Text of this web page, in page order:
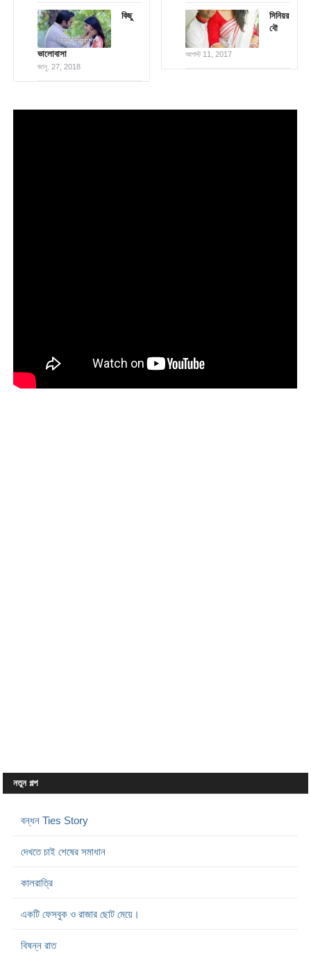
কিছু
ভালোবাসা
জানু. 27, 2018
সিনিয়র
বৌ
আগস্ট 11, 2017
নতুন গল্প
বন্ধন Ties Story
দেখতে চাই শেষের সমাধান
কালরাত্রি
একটি ফেসবুক ও রাজার ছোট মেয়ে।
বিষন্ন রাত